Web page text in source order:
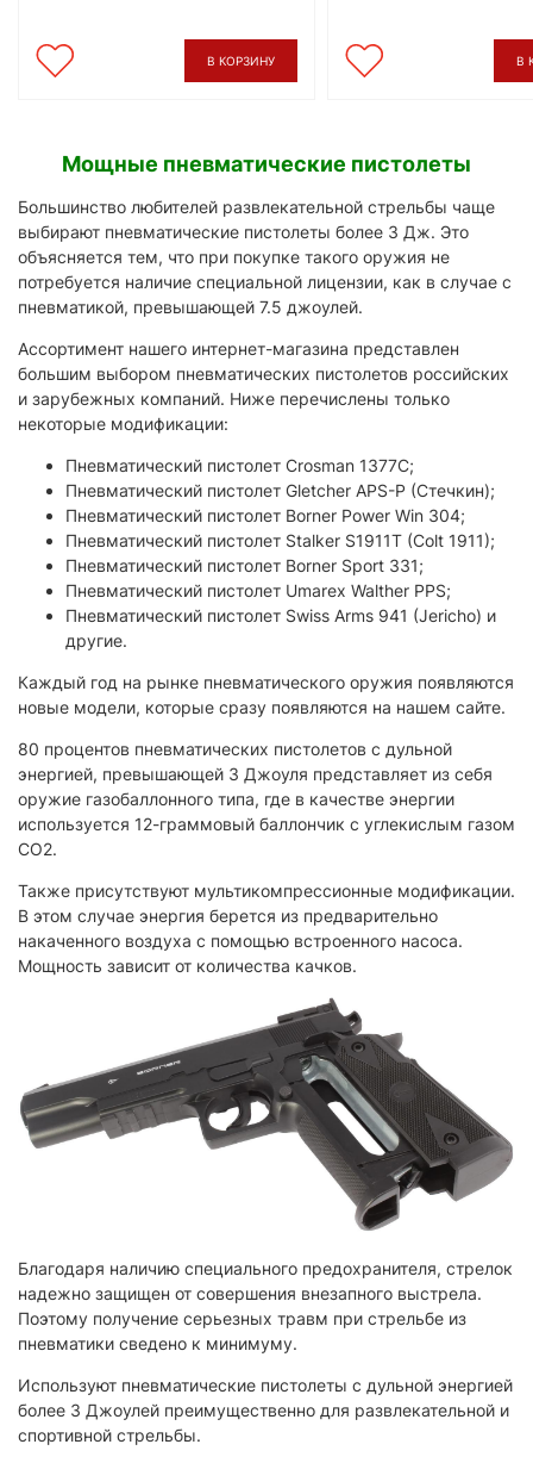
В КОРЗИНУ В
Мощные пневматические пистолеты
Большинство любителей развлекательной стрельбы чаще
выбирают пневматические пистолеты более 3 Дж. Это
объясняется тем, что при покупке такого оружия не
потребуется наличие специальной лицензии, как в случае с
пневматикой, превышающей 7.5 джоулей.
Ассортимент нашего интернет-магазина представлен
большим выбором пневматических пистолетов российских
и зарубежных компаний. Ниже перечислены только
некоторые модификации:
Пневматический пистолет Crosman 1377C;
Пневматический пистолет Gletcher APS-P (Стечкин);
Пневматический пистолет Borner Power Win 304;
Пневматический пистолет Stalker S1911T (Colt 1911);
Пневматический пистолет Borner Sport 331;
Пневматический пистолет Umarex Walther PPS;
Пневматический пистолет Swiss Arms 941 (Jericho) и
другие.
Каждый год на рынке пневматического оружия появляются
новые модели, которые сразу появляются на нашем сайте.
80 процентов пневматических пистолетов с дульной
энергией, превышающей 3 Джоуля представляет из себя
оружие газобаллонного типа, где в качестве энергии
используется 12-граммовый баллончик с углекислым газом
CO2.
Также присутствуют мультикомпрессионные модификации.
В этом случае энергия берется из предварительно
накаченного воздуха с помощью встроенного насоса.
Мощность зависит от количества качков.
Благодаря наличию специального предохранителя, стрелок
надежно защищен от совершения внезапного выстрела.
Поэтому получение серьезных травм при стрельбе из
пневматики сведено к минимуму.
Используют пневматические пистолеты с дульной энергией
более 3 Джоулей преимущественно для развлекательной и
спортивной стрельбы.